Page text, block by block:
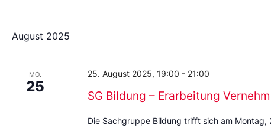
August 2025
MO.
25
SG Bildung – Erarbeitung
25. August 2025, 19:00 - 21:00
Die Sachgruppe Bildung trifft sich am